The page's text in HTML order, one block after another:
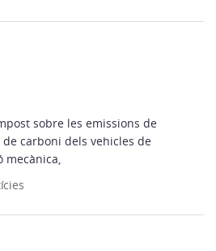
sobre les emissions de
carboni dels vehicles de
mecànica,